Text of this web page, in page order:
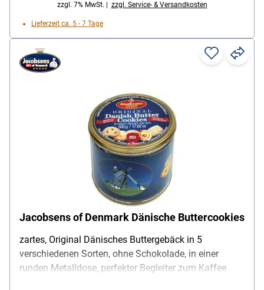
zzgl. 7% MwSt. | zzgl. Service- & Versandkosten
Lieferzeit ca. 5 - 7 Tage
Jacobsens of Denmark Dänische Buttercookies
zartes, Original Dänisches Buttergebäck in 5
verschiedenen Sorten, ohne Schokolade, in einer
runden Metalldose, perfekter Begleiter zum Kaffee